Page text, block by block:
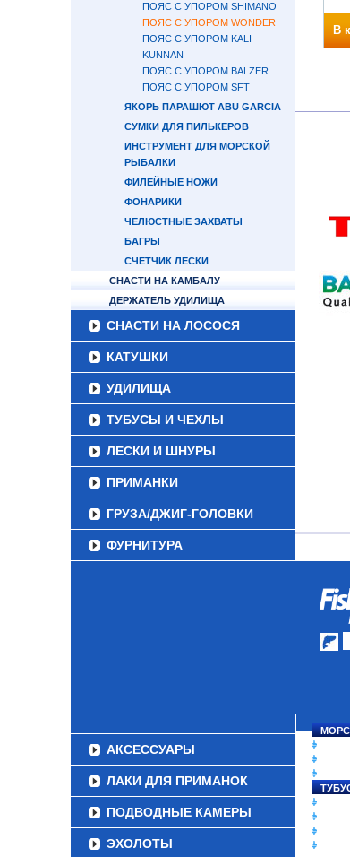
ПОЯС С УПОРОМ SHIMANO
ПОЯС С УПОРОМ WONDER
ПОЯС С УПОРОМ KALI
KUNNAN
ПОЯС С УПОРОМ BALZER
ПОЯС С УПОРОМ SFT
ЯКОРЬ ПАРАШЮТ ABU GARCIA
СУМКИ ДЛЯ ПИЛЬКЕРОВ
ИНСТРУМЕНТ ДЛЯ МОРСКОЙ
РЫБАЛКИ
ФИЛЕЙНЫЕ НОЖИ
ФОНАРИКИ
ЧЕЛЮСТНЫЕ ЗАХВАТЫ
БАГРЫ
СЧЕТЧИК ЛЕСКИ
СНАСТИ НА КАМБАЛУ
ДЕРЖАТЕЛЬ УДИЛИЩА
СНАСТИ НА ЛОСОСЯ
КАТУШКИ
УДИЛИЩА
ТУБУСЫ И ЧЕХЛЫ
ЛЕСКИ И ШНУРЫ
ПРИМАНКИ
ГРУЗА/ДЖИГ-ГОЛОВКИ
ФУРНИТУРА
АКСЕССУАРЫ
ЛАКИ ДЛЯ ПРИМАНОК
ПОДВОДНЫЕ КАМЕРЫ
ЭХОЛОТЫ
В